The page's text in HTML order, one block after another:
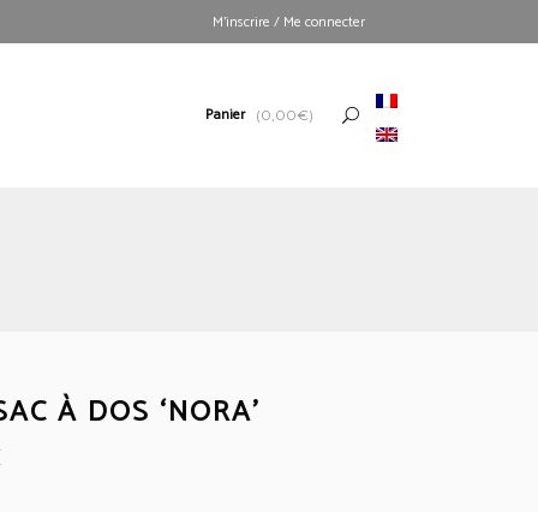
M’inscrire / Me connecter
Panier (0,00€)
À DOS ‘NORA’